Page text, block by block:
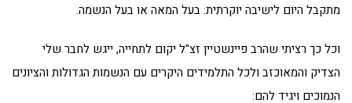
מתקבל היום לישיבה יוקרתית: בעל המאה או בעל הנשמה.
וכל כך רציתי שהרב פיינשטיין זצ"ל יקום לתחייה, ייגש לחבר שלי
הצדיק והמאוכזב ולכל התלמידים היקרים עם הנשמות הגדולות והציונים
הנמוכים ויגיד להם: